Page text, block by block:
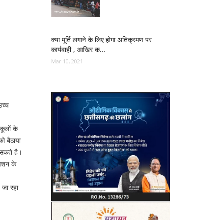
के
बैठाया
सकते है।
के
रहा
क्या मूर्ति लगाने के लिए होगा अतिक्रमण पर
कार्यवाही , आखिर क…
Mar 10, 2021